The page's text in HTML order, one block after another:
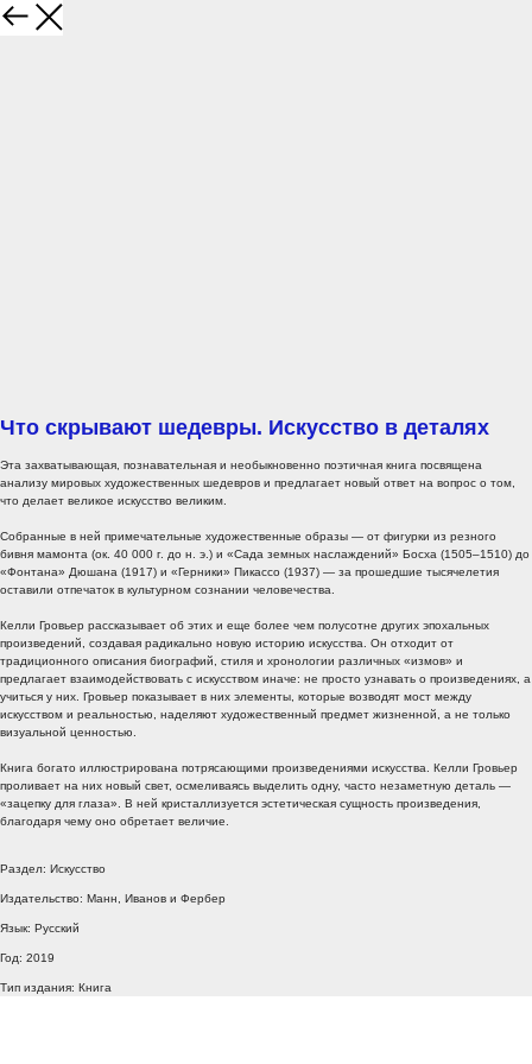
Что скрывают шедевры. Искусство в деталях
Эта захватывающая, познавательная и необыкновенно поэтичная книга посвящена
анализу мировых художественных шедевров и предлагает новый ответ на вопрос о том,
что делает великое искусство великим.
Собранные в ней примечательные художественные образы — от фигурки из резного
бивня мамонта (ок. 40 000 г. до н. э.) и «Сада земных наслаждений» Босха (1505–1510) до
«Фонтана» Дюшана (1917) и «Герники» Пикассо (1937) — за прошедшие тысячелетия
оставили отпечаток в культурном сознании человечества.
Келли Гровьер рассказывает об этих и еще более чем полусотне других эпохальных
произведений, создавая радикально новую историю искусства. Он отходит от
традиционного описания биографий, стиля и хронологии различных «измов» и
предлагает взаимодействовать с искусством иначе: не просто узнавать о произведениях, а
учиться у них. Гровьер показывает в них элементы, которые возводят мост между
искусством и реальностью, наделяют художественный предмет жизненной, а не только
визуальной ценностью.
Книга богато иллюстрирована потрясающими произведениями искусства. Келли Гровьер
проливает на них новый свет, осмеливаясь выделить одну, часто незаметную деталь —
«зацепку для глаза». В ней кристаллизуется эстетическая сущность произведения,
благодаря чему оно обретает величие.
Раздел: Искусство
Издательство: Манн, Иванов и Фербер
Язык: Русский
Год: 2019
Тип издания: Книга